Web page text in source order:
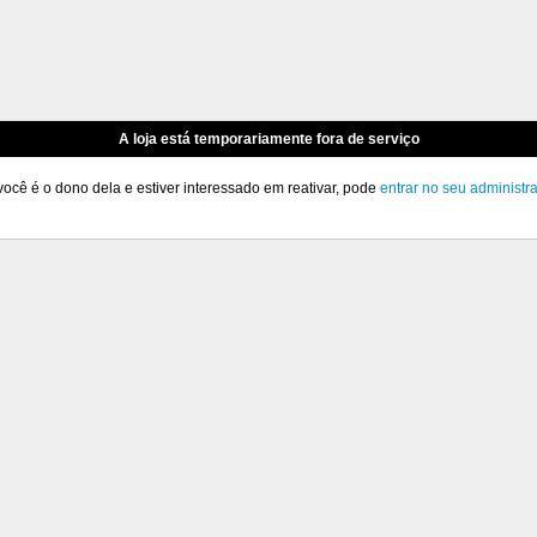
A loja está temporariamente fora de serviço
é o dono dela e estiver interessado em reativar, pode entrar no seu